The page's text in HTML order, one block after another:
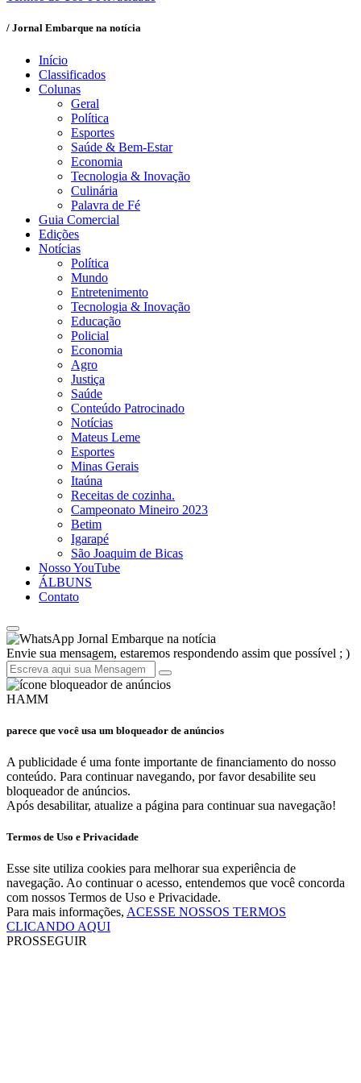
/ Jornal Embarque na notícia
Início
Classificados
Colunas
Geral
Política
Esportes
Saúde & Bem-Estar
Economia
Tecnologia & Inovação
Culinária
Palavra de Fé
Guia Comercial
Edições
Notícias
Política
Mundo
Entretenimento
Tecnologia & Inovação
Educação
Policial
Economia
Agro
Justiça
Saúde
Conteúdo Patrocinado
Notícias
Mateus Leme
Esportes
Minas Gerais
Itaúna
Receitas de cozinha.
Campeonato Mineiro 2023
Betim
Igarapé
São Joaquim de Bicas
Nosso YouTube
ÁLBUNS
Contato
Jornal Embarque na notícia
Envie sua mensagem, estaremos respondendo assim que possível ; )
HAMM
parece que você usa um bloqueador de anúncios
A publicidade é uma fonte importante de financiamento do nosso
conteúdo. Para continuar navegando, por favor desabilite seu
bloqueador de anúncios.
Após desabilitar, atualize a página para continuar sua navegação!
Termos de Uso e Privacidade
Esse site utiliza cookies para melhorar sua experiência de
navegação. Ao continuar o acesso, entendemos que você concorda
com nossos Termos de Uso e Privacidade.
Para mais informações, ACESSE NOSSOS TERMOS
CLICANDO AQUI
PROSSEGUIR